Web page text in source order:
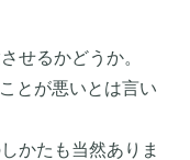
せるかどうか。
とが悪いとは言い
かたも当然ありま